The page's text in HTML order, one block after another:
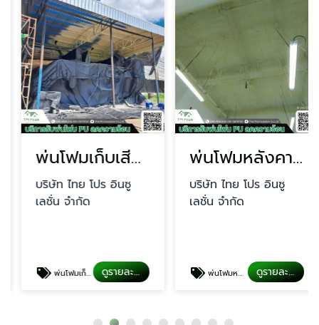
พ่นโฟมเก็บเสียงผับบาร์
บริษัท ไทย โปร อินซู
เลชั่น จำกัด
พ่นโฟมเก็บเสียงผับบาร์ ดูรายละเอียด
พ่นโฟมหลังคา ราคาถูก
บริษัท ไทย โปร อินซู
เลชั่น จำกัด
พ่นโฟมหลังคา ราคาถูก ดูรายละเอียด